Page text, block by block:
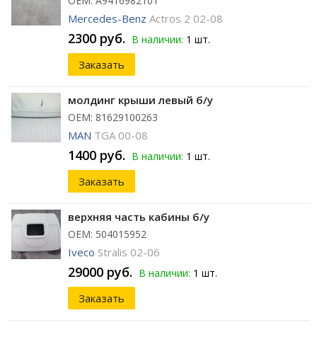
Mercedes-Benz Actros 2 02-08
2300 руб. В наличии: 1 шт.
Заказать
молдинг крыши левый б/у
ОЕМ: 81629100263
MAN TGA 00-08
1400 руб. В наличии: 1 шт.
Заказать
верхняя часть кабины б/у
ОЕМ: 504015952
Iveco Stralis 02-06
29000 руб. В наличии: 1 шт.
Заказать